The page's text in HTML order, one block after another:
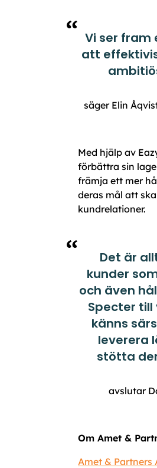
Vi ser fram
att
säger Elin
Med hjälp av
förbättra sin
främja ett mer
deras mål att
kundrelationer.
Det är
kunder
och även
Specter
känns
leverera
stötta
avslutar
Om Amet &
Amet & Partners